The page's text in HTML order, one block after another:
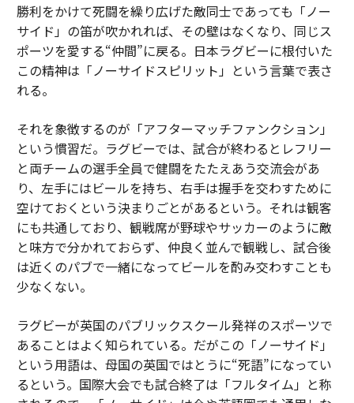
勝利をかけて死闘を繰り広げた敵同士であっても「ノー
サイド」の笛が吹かれれば、その壁はなくなり、同じス
ポーツを愛する“仲間”に戻る。日本ラグビーに根付いた
この精神は「ノーサイドスピリット」という言葉で表さ
れる。
それを象徴するのが「アフターマッチファンクション」
という慣習だ。ラグビーでは、試合が終わるとレフリー
と両チームの選手全員で健闘をたたえあう交流会があ
り、左手にはビールを持ち、右手は握手を交わすために
空けておくという決まりごとがあるという。それは観客
にも共通しており、観戦席が野球やサッカーのように敵
と味方で分かれておらず、仲良く並んで観戦し、試合後
は近くのパブで一緒になってビールを酌み交わすことも
少なくない。
ラグビーが英国のパブリックスクール発祥のスポーツで
あることはよく知られている。だがこの「ノーサイド」
という用語は、母国の英国ではとうに“死語”になってい
るという。国際大会でも試合終了は「フルタイム」と称